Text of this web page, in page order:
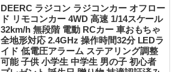
DEERC ラジコン ラジコンカー オフロー
ド リモコンカー 4WD 高速 1/14スケール
32km/h 無段階 電動 RCカー 車おもちゃ
全地形対応 2.4GHz 操作時間32分 LEDラ
イド 低電圧アラーム ステアリング調整
可能 子供 小学生 中学生 男の子 初心者